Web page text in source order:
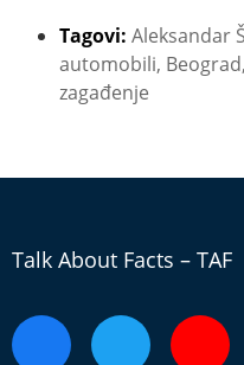
Tagovi: Aleksandar
automobili, Beograd,
zagađenje
Talk About Facts – TAF